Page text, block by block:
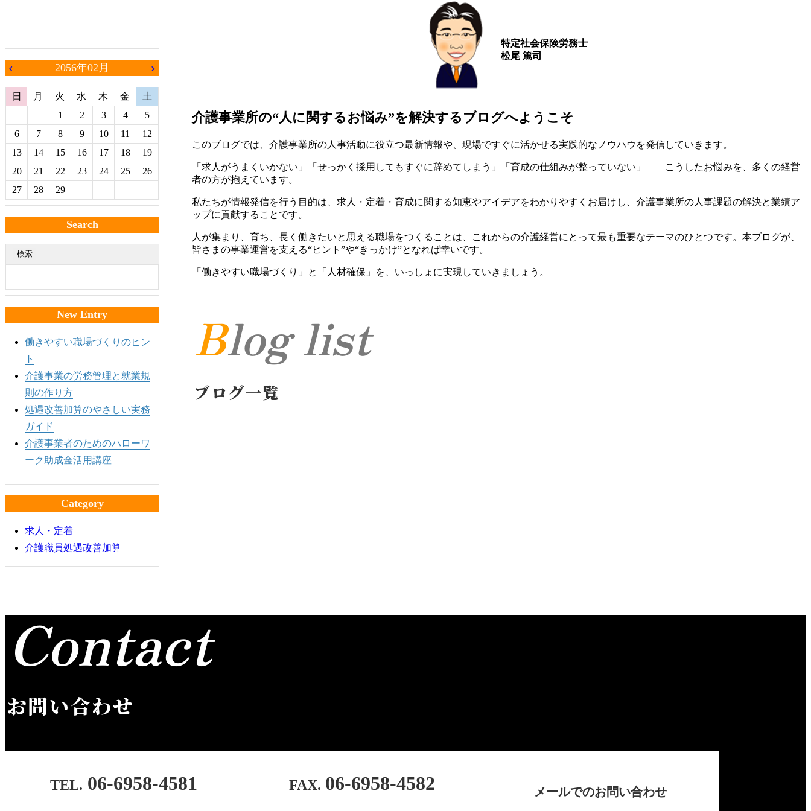
特定社会保険労務士
松尾 篤司
介護事業所の“人に関するお悩み”を解決するブログへようこそ
このブログでは、介護事業所の人事活動に役立つ最新情報や、現場ですぐに活かせる実践的なノウハウを発信していきます。
「求人がうまくいかない」「せっかく採用してもすぐに辞めてしまう」「育成の仕組みが整っていない」――こうしたお悩みを、多くの経営
者の方が抱えています。
私たちが情報発信を行う目的は、求人・定着・育成に関する知恵やアイデアをわかりやすくお届けし、介護事業所の人事課題の解決と業績ア
ップに貢献することです。
人が集まり、育ち、長く働きたいと思える職場をつくることは、これからの介護経営にとって最も重要なテーマのひとつです。本ブログが、
皆さまの事業運営を支える“ヒント”や“きっかけ”となれば幸いです。
「働きやすい職場づくり」と「人材確保」を、いっしょに実現していきましょう。
Blog list
ブログ一覧
chevron_left 2056年02月 chevron_right
日 月 火 水 木 金
土
1
2 3 4
5
6
7 8 9 10 11
12
13
14 15 16 17 18
19
20
21 22 23 24 25
26
27
28 29
Search
検索
New Entry
働きやすい職場づくりのヒン
ト
介護事業の労務管理と就業規
則の作り方
処遇改善加算のやさしい実務
ガイド
介護事業者のためのハローワ
ーク助成金活用講座
Category
求人・定着
介護職員処遇改善加算
Contact
お問い合わせ
06-6958-4581 06-6958-4582 メールでのお問い合わせ